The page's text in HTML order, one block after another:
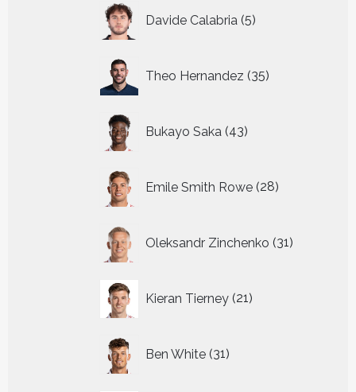
Davide Calabria 5
producten
Theo Hernandez 35
producten
Bukayo Saka 43
producten
Emile Smith Rowe 28
producten
Oleksandr Zinchenko 31
producten
Kieran Tierney 21
producten
Ben White 31
producten